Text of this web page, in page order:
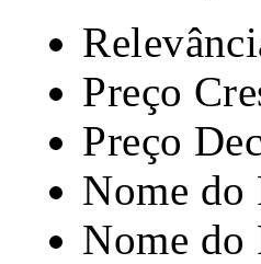
Preço
Preço
Nome do
Nome